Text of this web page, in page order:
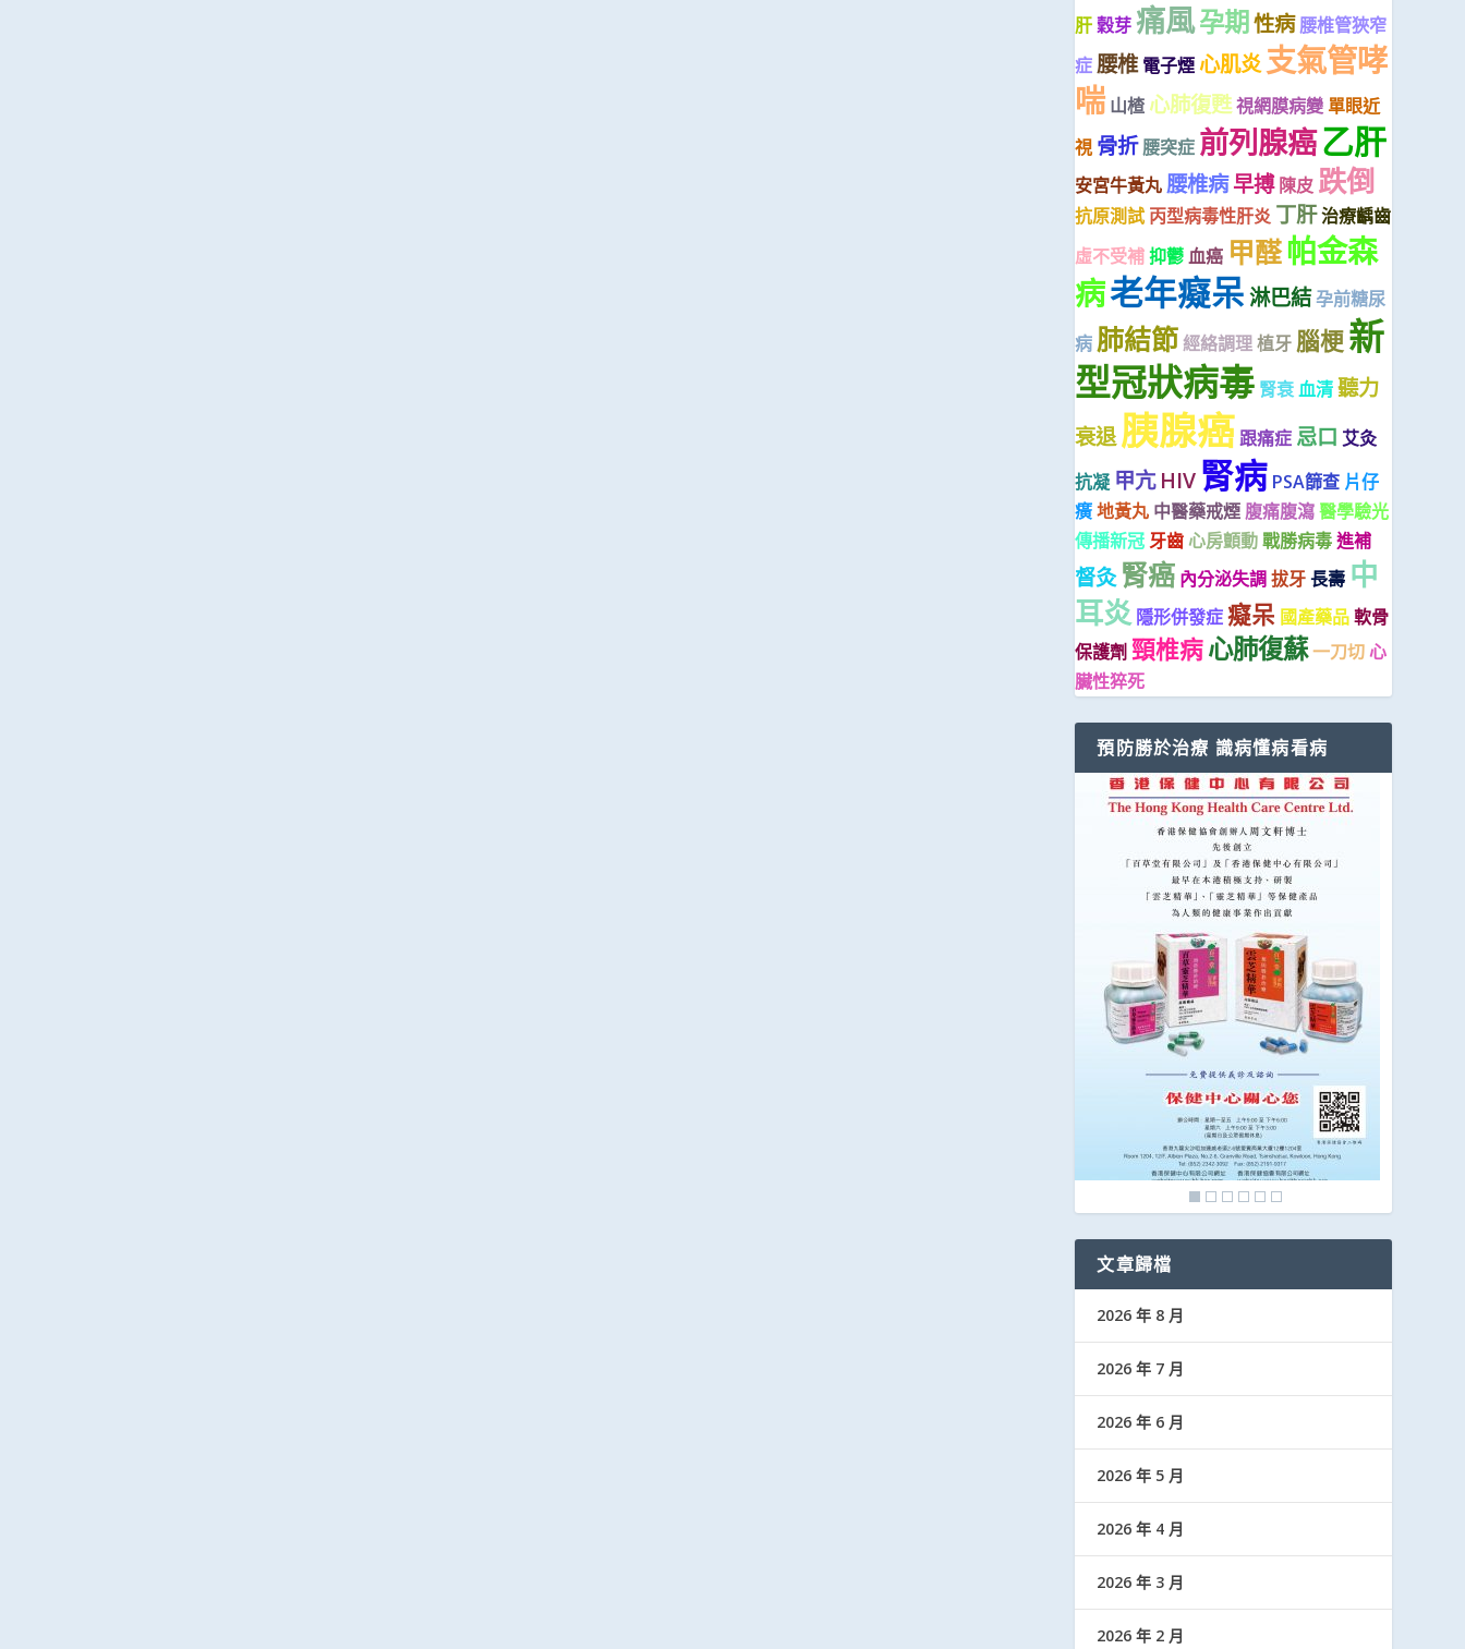
肝穀芽痛風孕期 性病 腰椎管狹窄
症腰椎 電子煙心肌炎支氣管哮
喘 山楂 心肺復甦視網膜病變 單眼近
視 骨折 腰突症 前列腺癌乙肝
安宮牛黃丸 腰椎病早搏 陳皮 跌倒
抗原測試 丙型病毒性肝炎 丁肝治療齲齒
虛不受補抑鬱血癌 甲醛帕金森
病老年癡呆淋巴結孕前糖尿
病 肺結節經絡調理植牙 腦梗新
型冠狀病毒 腎衰血清聽力
衰退胰腺癌跟痛症 忌口 艾灸
抗凝 甲亢 HIV 腎病 PSA篩查 片仔
癀地黃丸 中醫藥戒煙 腹痛腹瀉醫學驗光
傳播新冠牙齒 心房顫動戰勝病毒進補
督灸 腎癌 內分泌失調拔牙長壽 中
耳炎 隱形併發症癡呆 國產藥品軟骨
保護劑 頸椎病心肺復蘇一刀切心
臟性猝死
預防勝於治療 識病懂病看病
文章歸檔
2026 年 8 月
2026 年 7 月
2026 年 6 月
2026 年 5 月
2026 年 4 月
2026 年 3 月
2026 年 2 月